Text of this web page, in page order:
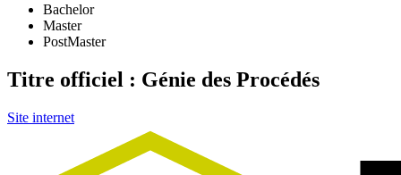
Bachelor
Master
PostMaster
Titre officiel : Génie des Procédés
Site internet